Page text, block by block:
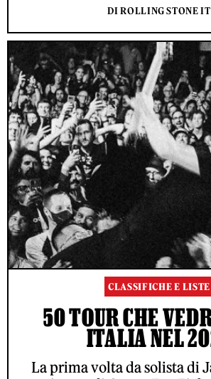
DI ROLLING STONE IT
CLASSIFICHE E LISTE
50 TOUR CHE
ITALIA NEL
La prima volta da solista di